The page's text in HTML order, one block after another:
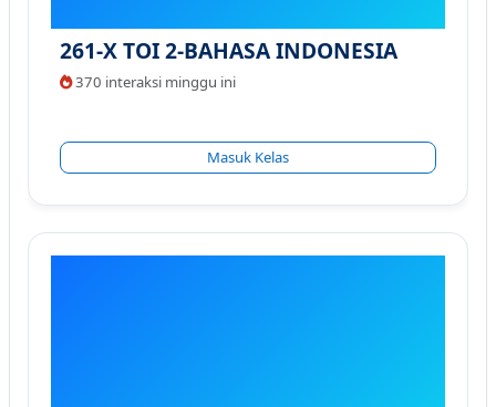
261-X TOI 2-BAHASA INDONESIA
370 interaksi minggu ini
Masuk Kelas